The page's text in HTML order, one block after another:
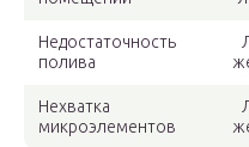
Недостаточность
полива
Нехватка
микроэлементов